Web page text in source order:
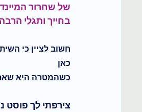
של שחרור
בחייך ותגלי
חשוב לציין כי
כאן
כשהמטרה היא שאת
צירפתי לך פוסט